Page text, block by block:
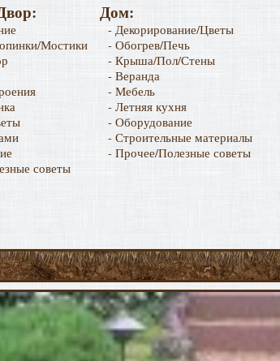
Мостики
советы
Дом:
- Декорирование/Цветы
- Обогрев/Печь
- Крыша/Пол/Стены
- Веранда
- Мебель
- Летняя кухня
- Оборудование
- Строительные материалы
- Прочее/Полезные советы